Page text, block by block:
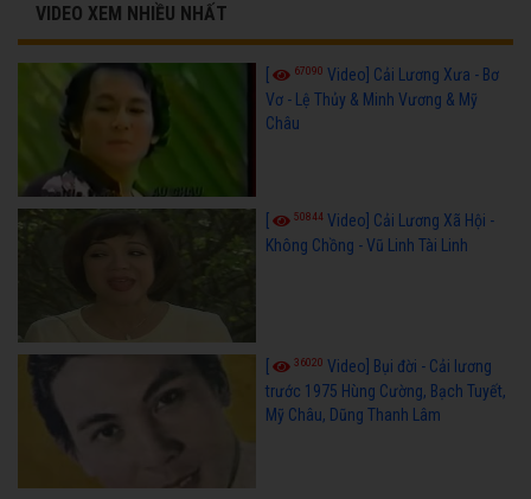
VIDEO XEM NHIỀU NHẤT
67090 Video] Cải Lương Xưa - Bơ
Vơ - Lệ Thủy & Minh Vương & Mỹ
Châu
50844 Video] Cải Lương Xã Hội -
Không Chồng - Vũ Linh Tài Linh
36020 Video] Bụi đời - Cải lương
trước 1975 Hùng Cường, Bạch Tuyết,
Mỹ Châu, Dũng Thanh Lâm